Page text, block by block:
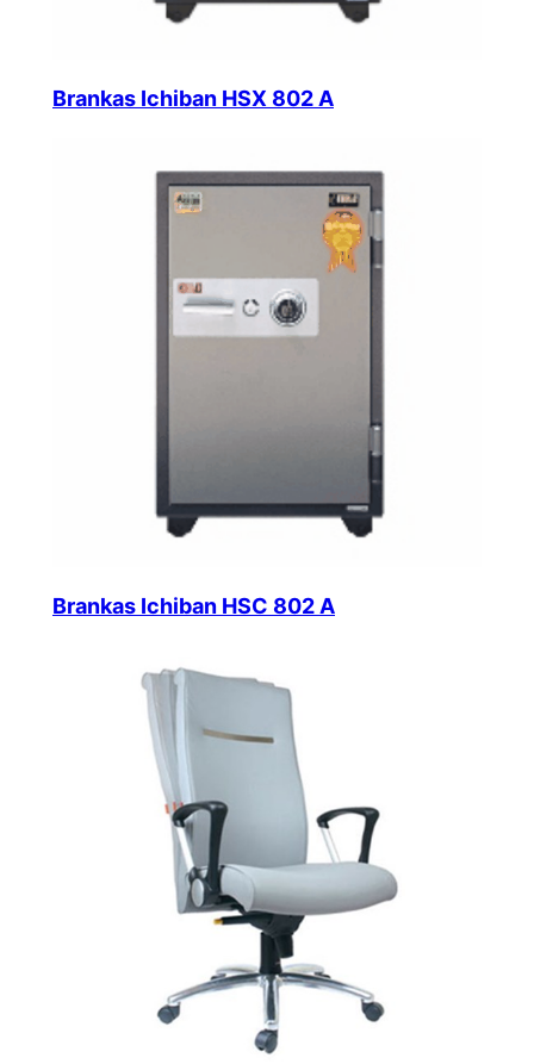
Brankas Ichiban HSX 802 A
Brankas Ichiban HSC 802 A